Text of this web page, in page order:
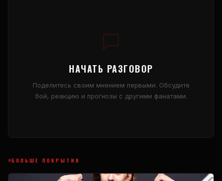
НАЧАТЬ РАЗГОВОР
Поделитесь своим мнением первыми. Обсудите
бой, реакцию и прогнозы с другими фанатами.
БОЛЬШЕ ПОКРЫТИЯ